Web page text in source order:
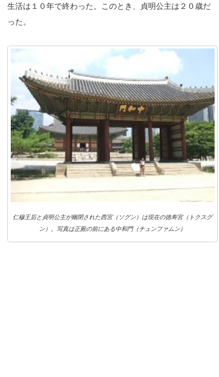
生活は１０年で終わった。このとき、貞明公主は２０歳だ
った。
仁穆王后と貞明公主が幽閉された西宮（ソグン）は現在の徳寿宮（トクスグ
ン）。写真は正殿の前にある中和門（チュンファムン）